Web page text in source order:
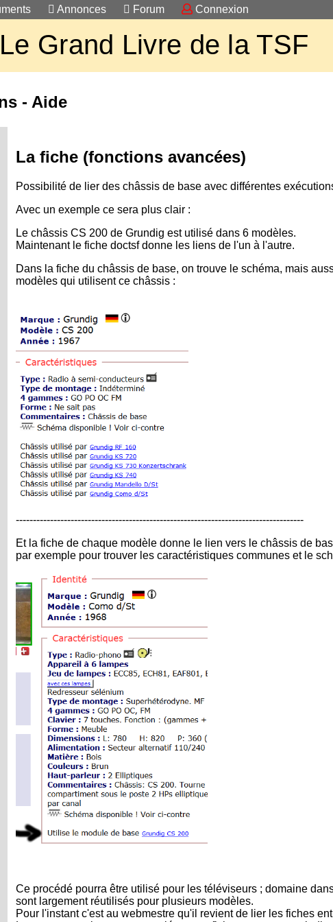
Annonces Forum Connexion
Le Grand Livre de la TSF
- Aide
La fiche (fonctions avancées)
Possibilité de lier des châssis de base avec différentes
Avec un exemple ce sera plus clair :
Le châssis CS 200 de Grundig est utilisé dans 6 modèles.
Maintenant le fiche doctsf donne les liens de l'un à l'autre.
Dans la fiche du châssis de base, on trouve le schéma, mais
modèles qui utilisent ce châssis :
------------------------------------------------------------------------------------
Et la fiche de chaque modèle donne le lien vers le châssis de
par exemple pour trouver les caractéristiques communes et le
Ce procédé pourra être utilisé pour les téléviseurs ; domaine
sont largement réutilisés pour plusieurs modèles.
Pour l'instant c'est au webmestre qu'il revient de lier les fiches